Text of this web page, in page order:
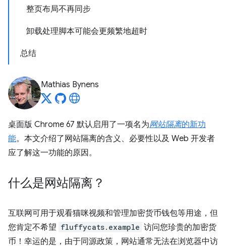
整页布局不再同步
卸载处理脚本可能会更频繁地超时
总结
Mathias Bynens
桌面版 Chrome 67 默认启用了一项名为网站隔离的新功
能。本文介绍了网站隔离的含义、必要性以及 Web 开发者
应了解这一功能的原因。
什么是网站隔离？
互联网可用于观看猫咪视频和管理加密货币钱包等用途，但
您肯定不希望 fluffycats.example 访问您珍贵的加密货
币！幸运的是，由于同源政策，网站通常无法在浏览器中访